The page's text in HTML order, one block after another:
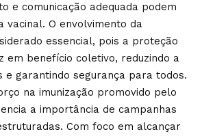
e comunicação adequada podem
vacinal. O envolvimento da
essencial, pois a proteção
em benefício coletivo, reduzindo a
e garantindo segurança para todos.
na imunização promovido pelo
a importância de campanhas
Com foco em alcançar